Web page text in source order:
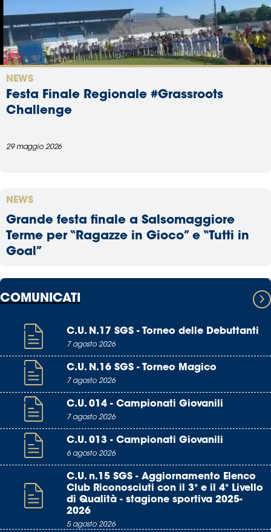
NEWS
Festa Finale Regionale #Grassroots
Challenge
29 maggio 2026
NEWS
Grande festa finale a Salsomaggiore
Terme per “Ragazze in Gioco” e “Tutti in
Goal”
COMUNICATI
C.U. N.17 SGS - Torneo delle Debuttanti
7 agosto 2026
C.U. N.16 SGS - Torneo Magico
7 agosto 2026
C.U. 014 - Campionati Giovanili
7 agosto 2026
C.U. 013 - Campionati Giovanili
6 agosto 2026
C.U. n.15 SGS - Aggiornamento Elenco
Club Riconosciuti con il 3° e il 4° Livello
di Qualità - stagione sportiva 2025-
2026
5 agosto 2026